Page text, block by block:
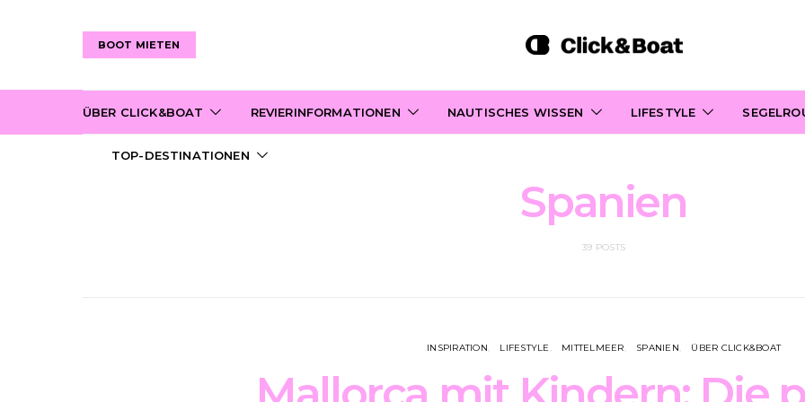
BOOT MIETEN
ÜBER CLICK&BOAT REVIERINFORMATIONEN NAUTISCHES WISSEN LIFESTYLE
TOP-DESTINATIONEN
Spanien
39 POSTS
INSPIRATION LIFESTYLE MITTELMEER SPANIEN ÜBER CLICK&BOAT